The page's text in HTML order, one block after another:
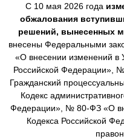
С 10 мая 2026 года
обжалования
решений, вынесенных
внесены Федеральными
«О внесении изменений в
Российской Федерации»,
Гражданский
Кодекс
Федерации», № 80-ФЗ «О
Кодекса Российской